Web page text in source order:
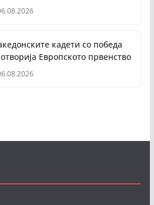
кадети со победа
отворија Европското првенство